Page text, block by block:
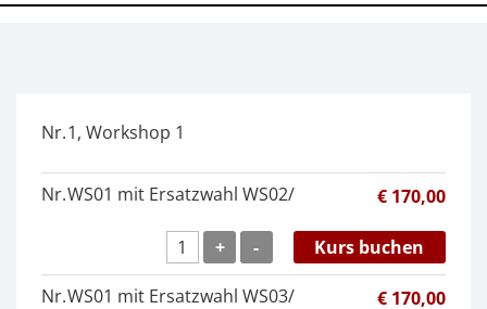
ReferentInnen
Infos
Home
Download Kursunterlagen
Nr.1, Workshop 1
€ 170,00
Nr.WS01 mit Ersatzwahl WS02/
+ - Kurs buchen
€ 170,00
Nr.WS01 mit Ersatzwahl WS03/